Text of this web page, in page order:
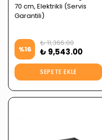
70 cm, Elektrikli (Servis
Garantili)
%16
₺ 11,366.00
₺ 9,543.00
SEPETE EKLE